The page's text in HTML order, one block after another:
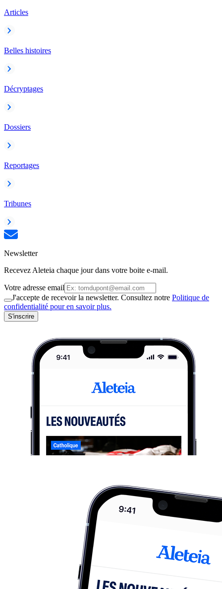
Articles
Belles histoires
Décryptages
Dossiers
Reportages
Tribunes
Newsletter
Recevez Aleteia chaque jour dans votre boite e-mail.
Votre adresse email
J'accepte de recevoir la newsletter. Consultez notre Politique de
confidentialité pour en savoir plus.
S'inscrire